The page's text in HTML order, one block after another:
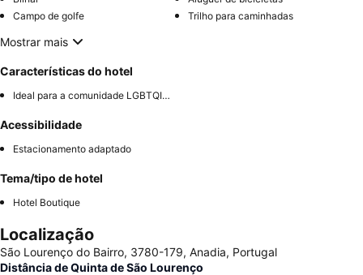
Campo de golfe
Trilho para caminhadas
Mostrar mais
Características do hotel
Ideal para a comunidade LGBTQIA+
Acessibilidade
Estacionamento adaptado
Tema/tipo de hotel
Hotel Boutique
Localização
São Lourenço do Bairro, 3780-179, Anadia, Portugal
Distância de Quinta de São Lourenço